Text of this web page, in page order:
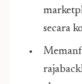
secara